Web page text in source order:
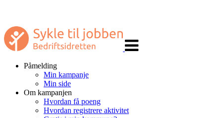
navigasjon
Påmelding
Min kampanje
Min side
Om kampanjen
Hvordan få poeng
Hvordan registrere aktivitet